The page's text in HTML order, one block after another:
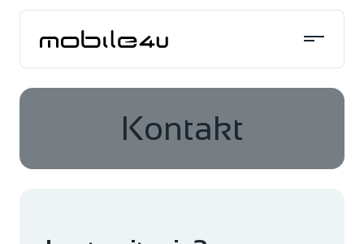
Skoči
sadržaja
Kontakt